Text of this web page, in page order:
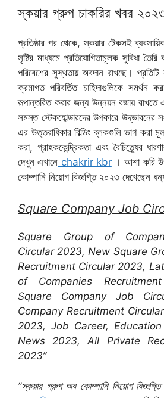
স্কয়ার গ্রুপ চাকরির খবর
প্রতিষ্ঠার পর থেকে, স্কয়ার টেকসই
সৃষ্টির মাধ্যমে প্রতিযোগিতামূলক সুবিধা
পরিবেশের সুস্থতায় অবদান রাখছে।
ক্রমাগত পরিবর্তিত চাহিদাগুলিকে সমর্থন
রূপান্তরিত করার জন্য উন্নয়ন বজায়
সমস্ত স্টেকহোল্ডারদের উপকারে উদ্ভাবনের
এর উত্তরাধিকার বিল্ডিং ব্লকগুলি ভাগ করা
করা, গ্রাহককেন্দ্রিকতা এবং বৈচিত্র্যের
দেখুন এখানে chakrir kbr। আশা করি
কোম্পানি নিয়োগ বিজ্ঞপ্তি ২০২৩ দেখেছেন
Square Company Job
Square Group of
Circular 2023, New Square
Recruitment Circular 2023,
of Companies
Square Company Job
Company Recruitment
2023, Job Career, Education
News 2023, All Private
2023”
”স্কয়ার গ্রুপ অব কোম্পানি নিয়োগ